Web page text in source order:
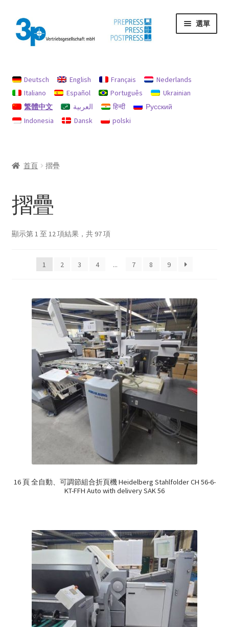
跳
至
導
跳
至
主
容
選單
印記
我的帳戶
退款和退貨政策
Deutsch English Français
Nederlands
Italiano
Español Português
Ukrainian
繁體中文
العربية हिन्दी
Русский
Indonesia
Dansk polski
首頁 摺疊
摺疊
顯示第 1 至 12 項結果，共 97 項
1 2 3 4 ... 7 8 9
16 頁 全自動、可調節組合折頁機 Heidelberg Stahlfolder CH 56-6-
KT-FFH Auto with delivery SAK 56